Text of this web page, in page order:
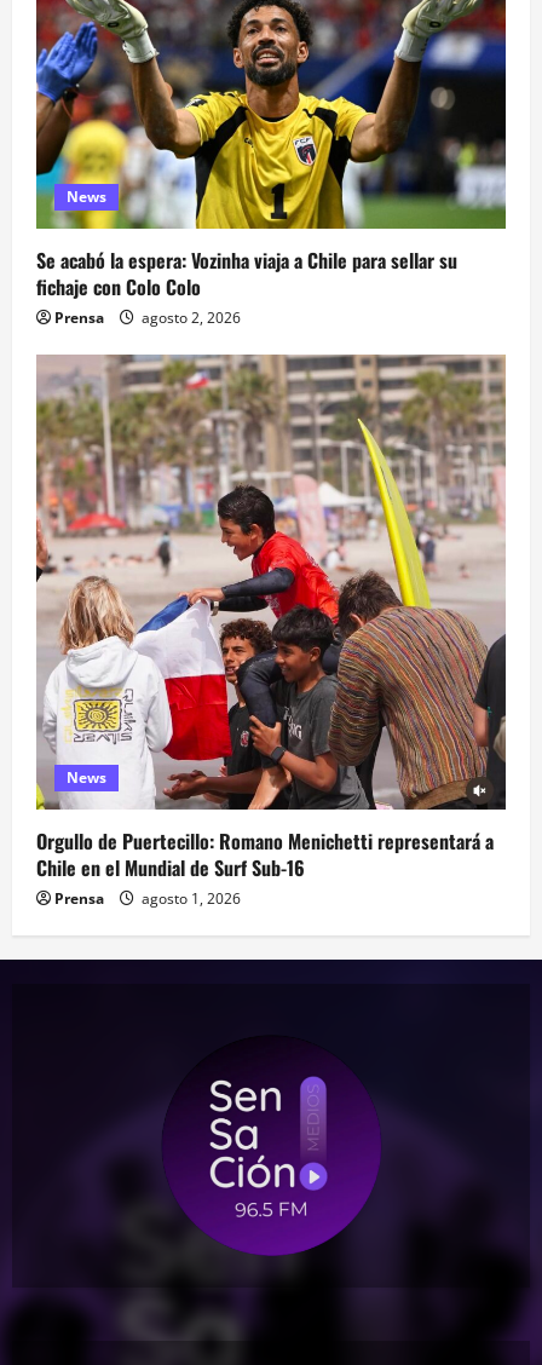
News
Se acabó la espera: Vozinha viaja a Chile para sellar su
fichaje con Colo Colo
Prensa agosto 2, 2026
News
Orgullo de Puertecillo: Romano Menichetti representará a
Chile en el Mundial de Surf Sub-16
Prensa agosto 1, 2026